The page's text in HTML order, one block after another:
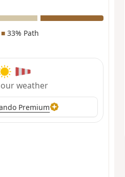
■33% Path
weather
Premium